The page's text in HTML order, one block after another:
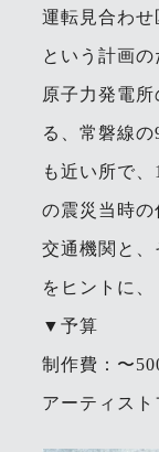
運転見合わ
という計画
原子力発電
る、常磐線
も近い所で
の震災当時
交通機関と
をヒントに
▼予算
制作費：〜
アーティス